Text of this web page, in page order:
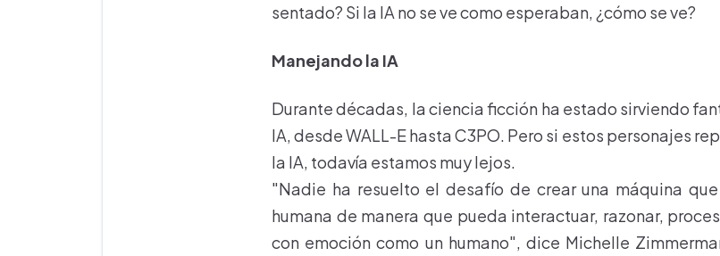
sentado? Si la IA no se ve como esperaban, ¿cómo se ve?
Manejando la IA
Durante décadas, la ciencia ficción ha estado sirviendo
IA, desde WALL-E hasta C3PO. Pero si estos personajes
la IA, todavía estamos muy lejos.
"Nadie ha resuelto el desafío de crear una máquina
humana de manera que pueda interactuar, razonar,
con emoción como un humano", dice Michelle